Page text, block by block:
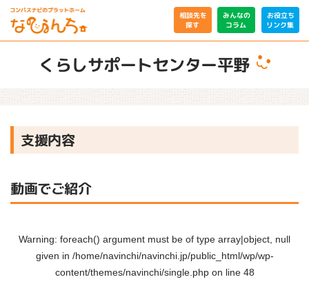
相談先を
探す
みんなの
コラム
お役立ち
リンク集
くらしサポートセンター平野
支援内容
動画でご紹介
Warning: foreach() argument must be of type array|object, null
given in /home/navinchi/navinchi.jp/public_html/wp/wp-
content/themes/navinchi/single.phpon line 48